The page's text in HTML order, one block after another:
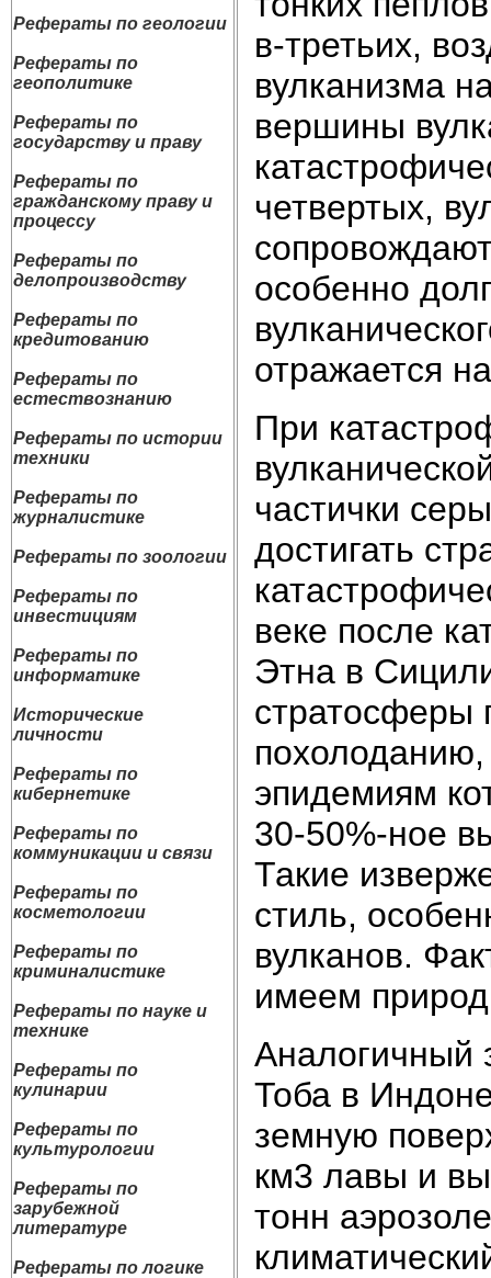
Рефераты по геологии
Рефераты по
геополитике
Рефераты по
государству и праву
Рефераты по
гражданскому праву и
процессу
Рефераты по
делопроизводству
Рефераты по
кредитованию
Рефераты по
естествознанию
Рефераты по истории
техники
Рефераты по
журналистике
Рефераты по зоологии
Рефераты по
инвестициям
Рефераты по
информатике
Исторические
личности
Рефераты по
кибернетике
Рефераты по
коммуникации и связи
Рефераты по
косметологии
Рефераты по
криминалистике
Рефераты по науке и
технике
Рефераты по
кулинарии
Рефераты по
культурологии
Рефераты по
зарубежной
литературе
Рефераты по логике
в-третьих,
вулканизма
вершины
четвертых,
особенно
отражается
При
частички
достигать
веке после
Этна в
стратосферы
эпидемиям
30-50%-ное
Такие
стиль,
вулканов.
имеем
Аналогичный
Тоба в
земную
км3 лавы и
тонн